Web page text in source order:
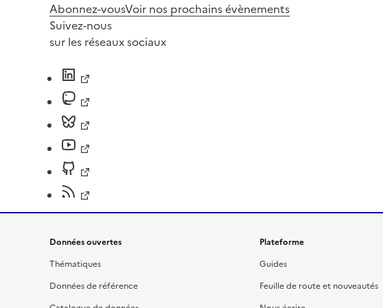
Abonnez-vousVoir nos prochains évènements
Suivez-nous
sur les réseaux sociaux
Données ouvertes
Thématiques
Données de référence
Plateforme
Guides
Feuille de route et nouveautés